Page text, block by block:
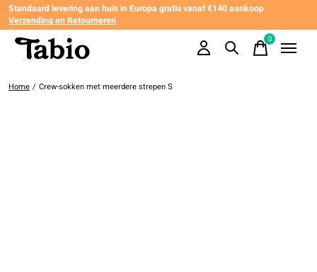
Standaard levering aan huis in Europa gratis vanaf €140 aankoop
Verzending en Retourneren
0items
Home / Crew-sokken met meerdere strepen S